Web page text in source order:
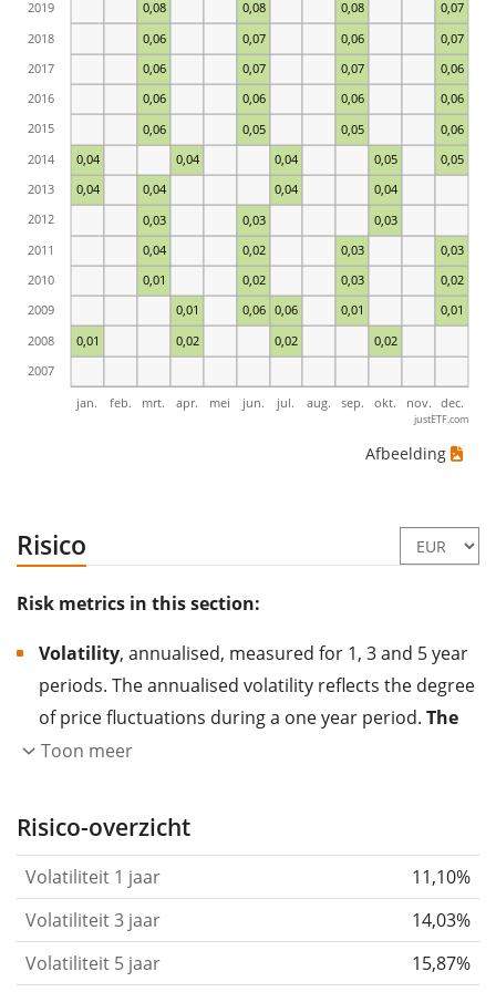
0,01 0,02 0,02 0,02
0,01 0,06 0,06 0,01 0,01
0,01 0,02 0,03 0,02
0,04 0,02 0,03 0,03
0,03 0,03 0,03
0,04 0,04 0,04 0,04
0,04 0,04 0,04 0,05 0,05
0,06 0,05 0,05 0,06
0,06 0,06 0,06 0,06
0,06 0,07 0,07 0,06
0,06 0,07 0,06 0,07
0,08 0,08 0,08 0,07
jan. feb. mrt. apr. mei jun. jul. aug. sep. okt. nov. dec.
2007
2008
2009
2010
2011
2012
2013
2014
2015
2016
2017
2018
2019
justETF.com
Afbeelding
Risico
Risk metrics in this section:
Volatility, annualised, measured for 1, 3 and 5 year
periods. The annualised volatility reflects the degree
of price fluctuations during a one year period. The
higher the volatility, the more significantly the
the past.
Assets with higher volatility are generally
based on the data for the past 1, 3 and 5 years so
that you can see if price fluctuations for the ETF
became stronger or weaker over time.
Return per riskfor 1, 3 and 5 year periods. This is
Toon meer
Risico-overzicht
Volatiliteit 1 jaar
11,10%
Volatiliteit 3 jaar
14,03%
Volatiliteit 5 jaar
15,87%